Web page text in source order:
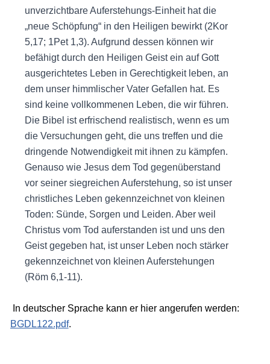
unverzichtbare Auferstehungs-Einheit hat die
„neue Schöpfung“ in den Heiligen bewirkt (2Kor
5,17; 1Pet 1,3). Aufgrund dessen können wir
befähigt durch den Heiligen Geist ein auf Gott
ausgerichtetes Leben in Gerechtigkeit leben, an
dem unser himmlischer Vater Gefallen hat. Es
sind keine vollkommenen Leben, die wir führen.
Die Bibel ist erfrischend realistisch, wenn es um
die Versuchungen geht, die uns treffen und die
dringende Notwendigkeit mit ihnen zu kämpfen.
Genauso wie Jesus dem Tod gegenüberstand
vor seiner siegreichen Auferstehung, so ist unser
christliches Leben gekennzeichnet von kleinen
Toden: Sünde, Sorgen und Leiden. Aber weil
Christus vom Tod auferstanden ist und uns den
Geist gegeben hat, ist unser Leben noch stärker
gekennzeichnet von kleinen Auferstehungen
(Röm 6,1-11).
In deutscher Sprache kann er hier angerufen werden:
BGDL122.pdf.